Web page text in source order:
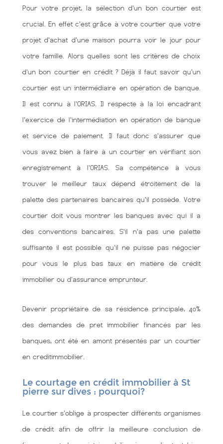
Pour votre projet, la sélection d'un bon courtier est
crucial. En effet c'est grâce à votre courtier que votre
projet d'achat d'une maison pourra voir le jour pour
votre famille. Alors quelles sont les critères de choix
d'un bon courtier en crédit ? Déjà il faut savoir qu'un
courtier est un intermédiaire en opération de banque.
Il est connu à l'ORIAS. Il respecte à la loi encadrant
l'exercice de l'intermédiation en opération de banque
et service de paiement. Il faut donc s'assurer que
vous avez bien à faire à un courtier en vérifiant son
enregistrement à l'ORIAS. Sa compétence à vous
trouver le meilleur taux dépend étroitement de la
palette des partenaires bancaires qu'il possède. Votre
courtier doit vous montrer les banques avec qui il a
des conventions bancaires. S'il n'a pas une palette
suffisante il est possible qu'il ne puisse pas négocier
pour vous le plus bas taux en matière de crédit
immobilier ou d'assurance emprunteur.
Devenir propriétaire de sa résidence principale, 40%
des demandes de pret immobilier financés par les
banques, ont été en amont présentés par un courtier
en creditimmobilier.
Le courtage en crédit immobilier à St
pierre sur dives : pourquoi?
Le courtier s'oblige à prospecter différents organismes
de crédit afin de offrir la meilleure conclusion de